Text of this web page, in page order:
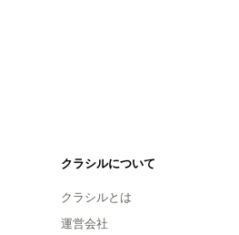
クラシルについて
クラシルとは
運営会社